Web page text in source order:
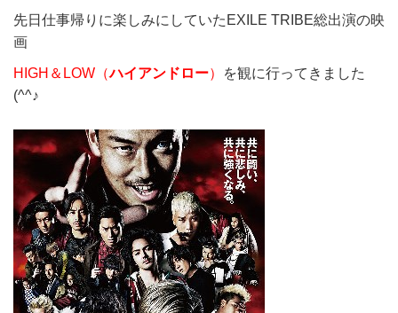
先日仕事帰りに楽しみにしていたEXILE TRIBE総出演の映
画
HIGH＆LOW（ハイアンドロー）
を観に行ってきました
(^^♪